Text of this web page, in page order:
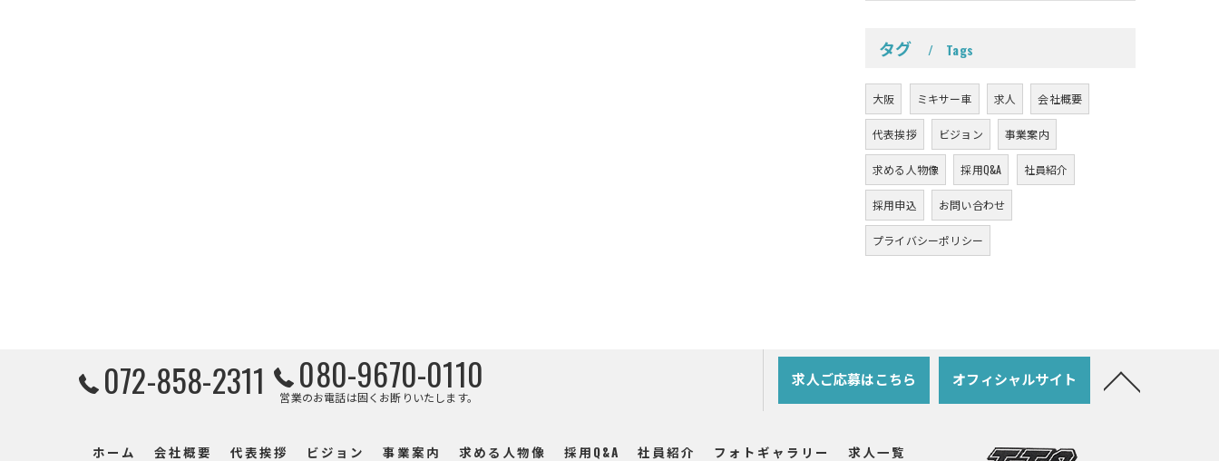
タグ Tags
大阪 ミキサー車 求人 会社概要
代表挨拶 ビジョン 事業案内
求める人物像 採用Q&A 社員紹介
採用申込 お問い合わせ
プライバシーポリシー
072-858-2311 080-9670-0110
営業のお電話は固くお断りいたします。
求人ご応募はこちら オフィシャルサイト
ホーム 会社概要 代表挨拶 ビジョン 事業案内 求める人物像 採用Q&A 社員紹介 フォトギャラリー 求人一覧